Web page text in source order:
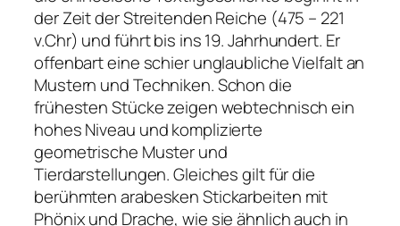
der Zeit der Streitenden Reiche (475 – 221
v.Chr) und führt bis ins 19. Jahrhundert. Er
offenbart eine schier unglaubliche Vielfalt an
Mustern und Techniken. Schon die
frühesten Stücke zeigen webtechnisch ein
hohes Niveau und komplizierte
geometrische Muster und
Tierdarstellungen. Gleiches gilt für die
berühmten arabesken Stickarbeiten mit
Phönix und Drache, wie sie ähnlich auch in